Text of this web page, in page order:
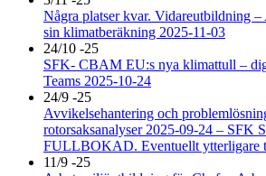
Några platser kvar. Vidareutbildning
sin klimatberäkning 2025-11-03
24/10 -25
SFK- CBAM EU:s nya klimattull –
Teams 2025-10-24
24/9 -25
Avvikelsehantering och
rotorsaksanalyser 2025-09-24 – SFK
FULLBOKAD. Eventuellt ytterligare
11/9 -25